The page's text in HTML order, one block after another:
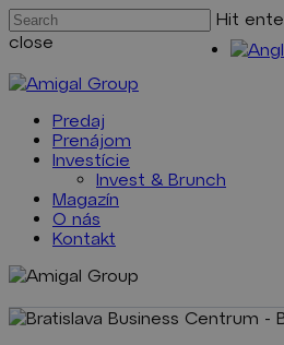
Skip
to
content
Hit
close
Search
Menu Predaj
Prenájom
Investície
Invest & Brunch
Magazín
O nás
Kontakt
Bratislava